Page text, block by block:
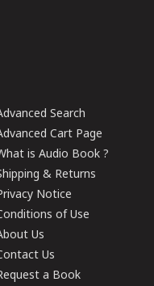
Search
Cart Page
is Audio Book ?
& Returns
Notice
of Use
Us
Us
a Book